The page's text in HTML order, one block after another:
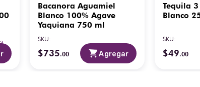
Bacanora Aguamiel
Blanco 100% Agave
Yaquiana 750 ml
SKU:
$735.00 Agregar
Tequila
Blanco
SKU:
$49.00